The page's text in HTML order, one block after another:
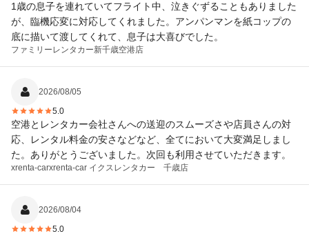
1歳の息子を連れていてフライト中、泣きぐずることもありました
が、臨機応変に対応してくれました。アンパンマンを紙コップの
底に描いて渡してくれて、息子は大喜びでした。
ファミリーレンタカー新千歳空港店
2026/08/05
5.0
空港とレンタカー会社さんへの送迎のスムーズさや店員さんの対
応、レンタル料金の安さなどなど、全てにおいて大変満足しまし
た。ありがとうございました。次回も利用させていただきます。
xrenta-carxrenta-car イクスレンタカー 千歳店
2026/08/04
5.0